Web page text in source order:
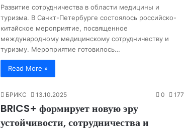
Развитие сотрудничества в области медицины и
туризма. В Санкт-Петербурге состоялось российско-
китайское мероприятие, посвященное
международному медицинскому сотрудничеству и
туризму. Мероприятие готовилось…
Read More »
БРИКС 13.10.2025 0 177
BRICS+ формирует новую эру
устойчивости, сотрудничества и